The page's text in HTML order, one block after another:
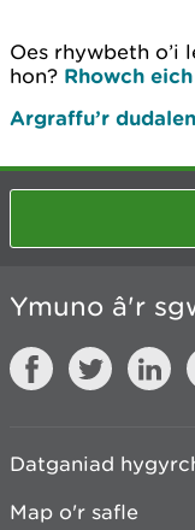
Oes rhywbeth o’i
hon? Rhowch
Argraffu’r
Ymuno â'r
Datganiad
Map o'r safle